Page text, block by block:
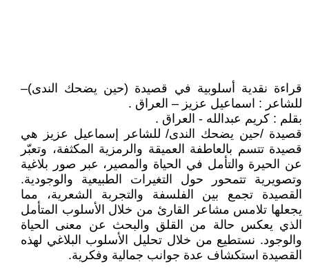
قراءة نقدية أسلوبية في قصيدة (حين يضحك الندى)–
للشاعر : اسماعيل عزيز – العراق .
بقلم : كريم عبدالله - العراق .
قصيدة /حين يضحك الندى/ للشاعر إسماعيل عزيز هي
قصيدة تتسم بالعاطفة العميقة والرمزية المكثفة، وتعبّر
عن الحيرة والتأمل في الحياة والمصير، عبر صور بلاغية
وتصويرية تتمحور حول التغيرات الطبيعية والوجودية.
القصيدة تجمع بين الفلسفة والتجربة الشعرية، مما
يجعلها تلامس مشاعر القارئ من خلال الأسلوب المتأمل
الذي يعكس حالة من القلق والبحث عن معنى الحياة
والوجود. نستطيع من خلال تحليل الأسلوب البلاغي لهذه
القصيدة استكشاف عدة جوانب جمالية وفكرية.